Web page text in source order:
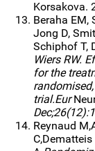
Korsakova.
Beraha EM,
Jong D,
Schiphof T,
Wiers RW.
for the
trial.Eur
Reynaud